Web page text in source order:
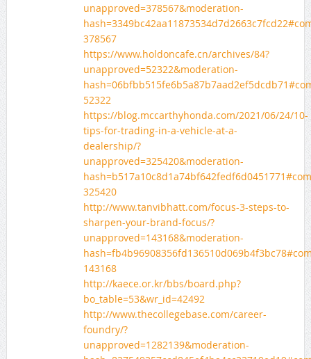
unapproved=378567&moderation-
378567
https://www.holdoncafe.cn/archives/84?
unapproved=52322&moderation-
52322
https://blog.mccarthyhonda.com/2021/06/24/10-
tips-for-trading-in-a-vehicle-at-a-
dealership/?
unapproved=325420&moderation-
325420
http://www.tanvibhatt.com/focus-3-steps-to-
sharpen-your-brand-focus/?
unapproved=143168&moderation-
143168
http://kaece.or.kr/bbs/board.php?
bo_table=53&wr_id=42492
http://www.thecollegebase.com/career-
foundry/?
unapproved=1282139&moderation-